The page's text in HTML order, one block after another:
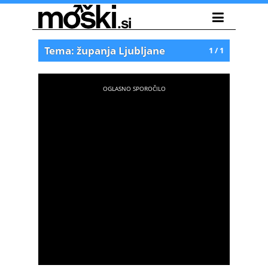
1 / 1
Tema: županja Ljubljane